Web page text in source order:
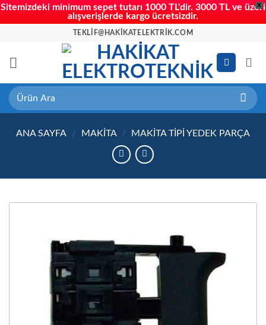
X
Sitemizdeki minimum sepet tutarı 1000 TL'dir. 3000 TL ve üzeri
alışverişlerde kargo ücretsizdir.
TEKLIF@HAKIKATELEKTRIK.COM
Ara:
ANA SAYFA / MAKITA / MAKITA TIPI YEDEK PARÇA